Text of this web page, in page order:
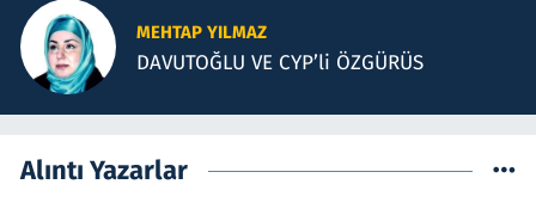
MEHTAP YILMAZ
DAVUTOĞLU VE CYP’li ÖZGÜRÜS
Alıntı Yazarlar